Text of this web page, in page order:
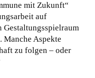
mit Zukunft“
auf
Gestaltungsspielraum
Manche Aspekte
zu folgen – oder